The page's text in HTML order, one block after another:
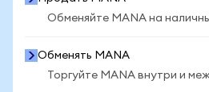
Обменяйте MANA на
Обменять MANA
Торгуйте MANA внутри и